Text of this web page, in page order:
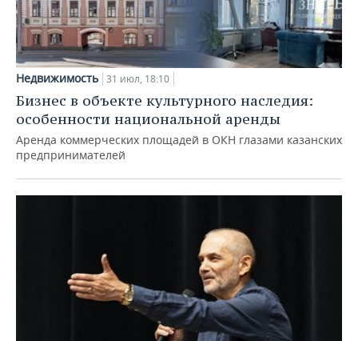
Недвижимость 31 июл, 18:10
Бизнес в объекте культурного наследия:
особенности национальной аренды
Аренда коммерческих площадей в ОКН глазами казанских
предпринимателей